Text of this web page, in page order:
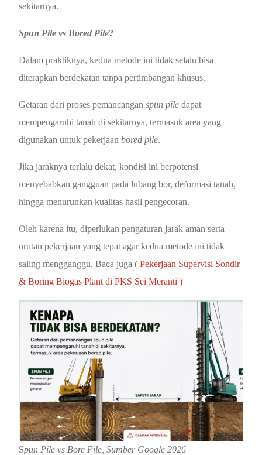
sekitarnya.
Spun Pile vs Bored Pile?
Dalam praktiknya, kedua metode ini tidak selalu bisa
diterapkan berdekatan tanpa pertimbangan khusus.
Getaran dari proses pemancanganspun pile dapat
mempengaruhi tanah di sekitarnya, termasuk area yang
digunakan untuk pekerjaanbored pile.
Jika jaraknya terlalu dekat, kondisi ini berpotensi
menyebabkan gangguan pada lubang bor, deformasi tanah,
hingga menurunkan kualitas hasil pengecoran.
Oleh karena itu, diperlukan pengaturan jarak aman serta
urutan pekerjaan yang tepat agar kedua metode ini tidak
saling mengganggu. Baca juga (Pekerjaan Supervisi Sondir
& Boring Biogas Plant di PKS Sei Meranti )
Spun Pile vs Bore Pile, Sumber Google 2026